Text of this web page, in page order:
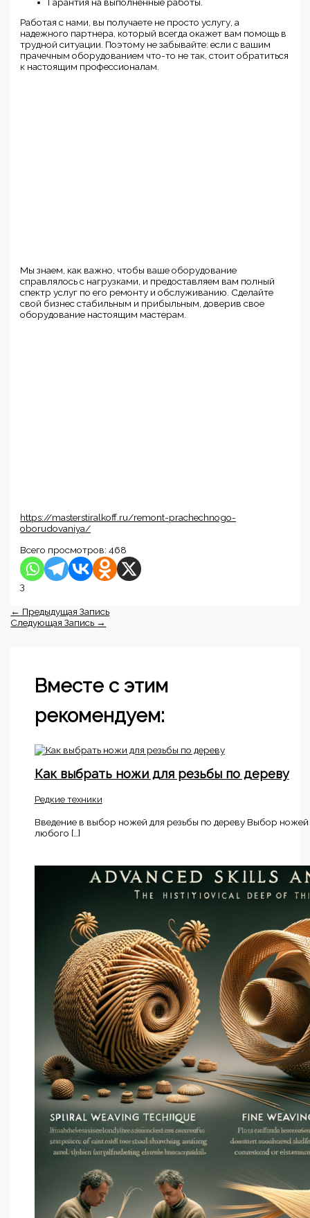
Работая с нами, вы получаете не просто услугу, а
надежного партнера, который всегда окажет вам помощь в
трудной ситуации. Поэтому не забывайте: если с вашим
прачечным оборудованием что-то не так, стоит обратиться
к настоящим профессионалам.
Мы знаем, как важно, чтобы ваше оборудование
справлялось с нагрузками, и предоставляем вам полный
спектр услуг по его ремонту и обслуживанию. Сделайте
свой бизнес стабильным и прибыльным, доверив свое
оборудование настоящим мастерам.
https://masterstiralkoff.ru/remont-prachechnogo-
oborudovaniya/
Всего просмотров: 468
3
← Предыдущая Запись
Следующая Запись →
Вместе с этим
рекомендуем:
Как выбрать ножи для резьбы по дереву
Редкие техники
Введение в выбор ножей для резьбы по дереву Выбор
любого […]